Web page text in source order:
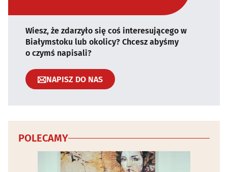
Wiesz, że zdarzyło się coś interesującego w
Białymstoku lub okolicy? Chcesz abyśmy
o czymś napisali?
NAPISZ DO NAS
POLECAMY